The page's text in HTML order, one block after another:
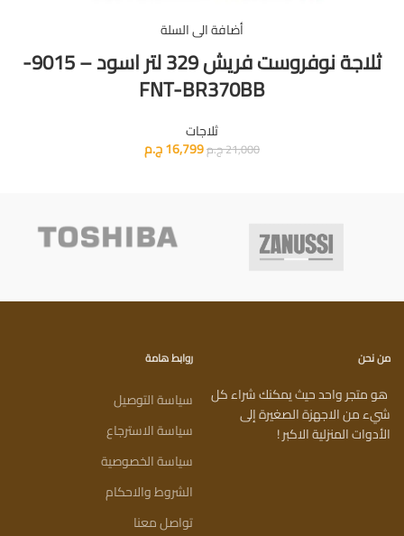
أضافة الى السلة
ثلاجة نوفروست فريش 329 لتر اسود – 9015-
FNT-BR370BB
ثلاجات
21,000ج.م16,799ج.م
من نحن
هو متجر واحد حيث يمكنك شراء كل
شيء من الاجهزة الصغيرة إلى
الأدوات المنزلية الاكبر !
روابط هامة
سياسة التوصيل
سياسة الاسترجاع
سياسة الخصوصية
الشروط والاحكام
تواصل معنا